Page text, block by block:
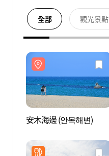
全部 觀光景點
安木海邊 (안목해변)